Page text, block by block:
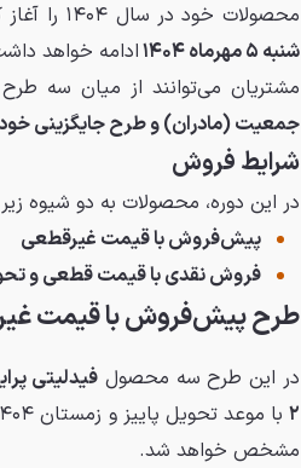
محصولات خود در سال ۱۴۰۴ را آغاز کرد. این دوره از روز
شنبه ۵ مهرماه ۱۴۰۴
ادامه خواهد
مشتریان می‌توانند از میان سه
جمعیت (مادران) و طرح جایگزینی
شرایط فروش
در این دوره، محصولات به دو شیوه
پیش‌فروش با قیمت غیرقطعی
فروش نقدی با قیمت قطعی و
طرح پیش‌فروش با قیمت
در این طرح سه محصول
۲
مشخص خواهد شد.